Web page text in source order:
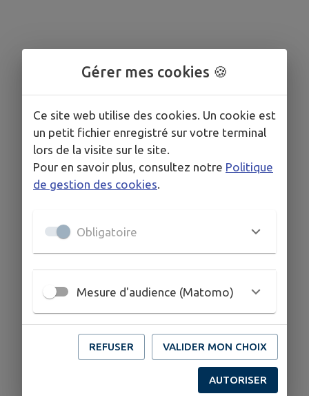
Gérer mes cookies 🍪
Ce site web utilise des cookies. Un cookie est
un petit fichier enregistré sur votre terminal
lors de la visite sur le site.
Pour en savoir plus, consultez notre Politique
de gestion des cookies.
Obligatoire
Mesure d'audience (Matomo)
REFUSER VALIDER MON CHOIX
AUTORISER